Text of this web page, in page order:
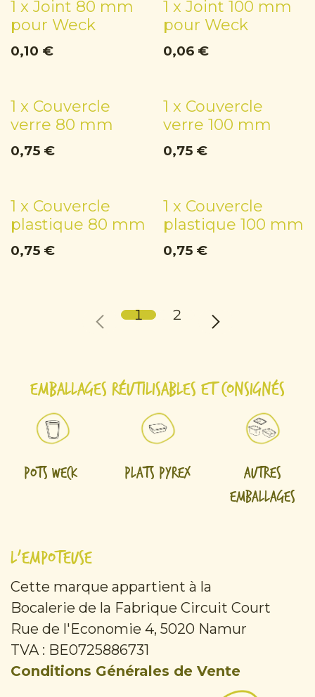
1 x Joint 80 mm
pour Weck
0,10 €
1 x Joint 100 mm
pour Weck
0,06€
1 x Couvercle
verre 80 mm
0,75 €
1 x Couvercle
verre 100 mm
0,75€
1 x Couvercle
plastique 80 mm
0,75 €
1 x Couvercle
plastique 100 mm
0,75€
1 2
Emballages réutilisables et consignés
Pots Weck Plats Pyrex
Autres
emballages
L'Empoteuse
Cette marque appartient à la
Bocalerie de la Fabrique Circuit Court
Rue de l'Economie 4, 5020 Namur
TVA : BE0725886731
Conditions Générales de Vente